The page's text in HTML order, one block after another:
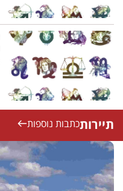
תיירותכתבות נוספות